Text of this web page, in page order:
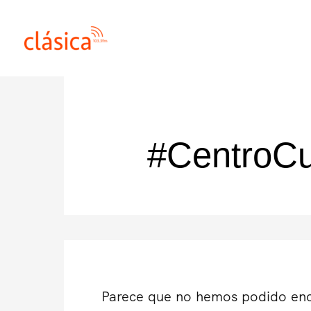
contenido
Parece que no hemos podido